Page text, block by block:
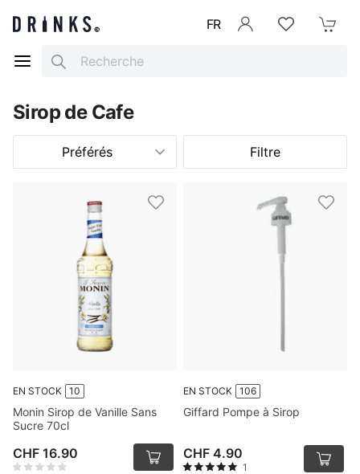
FR
Search
Sirop de Cafe
Préférés Filtre
EN STOCK 10
Monin Sirop de Vanille Sans
Sucre 70cl
CHF 16.90
EN STOCK 106
Giffard Pompe à Sirop
CHF 4.90
1